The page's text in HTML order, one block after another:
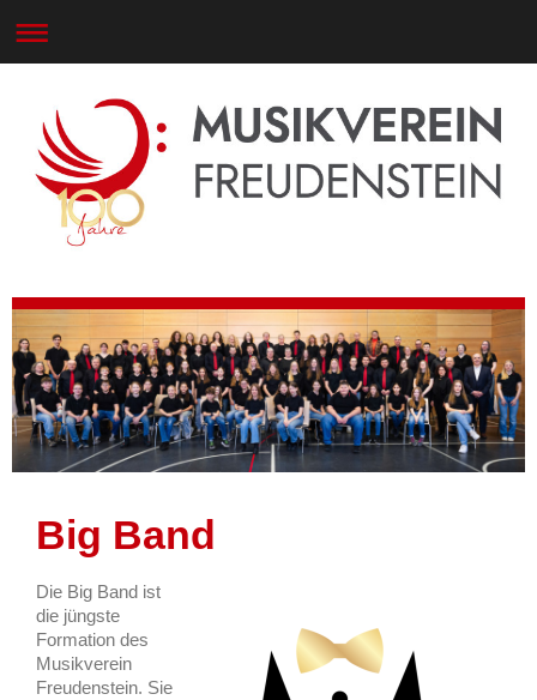
Big Band
Die Big Band ist
die jüngste
Formation des
Musikverein
Freudenstein. Sie